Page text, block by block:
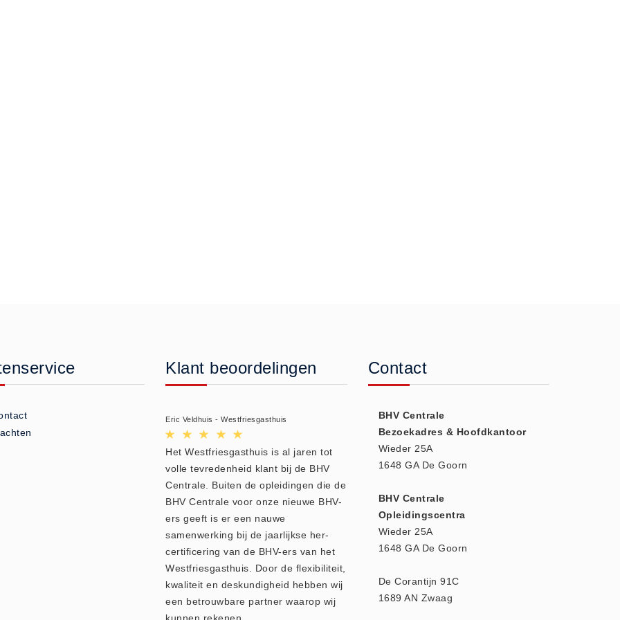
Klant beoordelingen
Eric Veldhuis - Westfriesgasthuis
Het Westfriesgasthuis is al jaren tot
volle tevredenheid klant bij de BHV
Centrale. Buiten de opleidingen die de
BHV Centrale voor onze nieuwe BHV-
ers geeft is er een nauwe
samenwerking bij de jaarlijkse her-
certificering van de BHV-ers van het
Westfriesgasthuis. Door de flexibiliteit,
kwaliteit en deskundigheid hebben wij
een betrouwbare partner waarop wij
Contact
BHV Centrale
Bezoekadres & Hoofdkantoor
Wieder 25A
1648 GA De Goorn
BHV Centrale
Opleidingscentra
Wieder 25A
1648 GA De Goorn
De Corantijn 91C
1689 AN Zwaag